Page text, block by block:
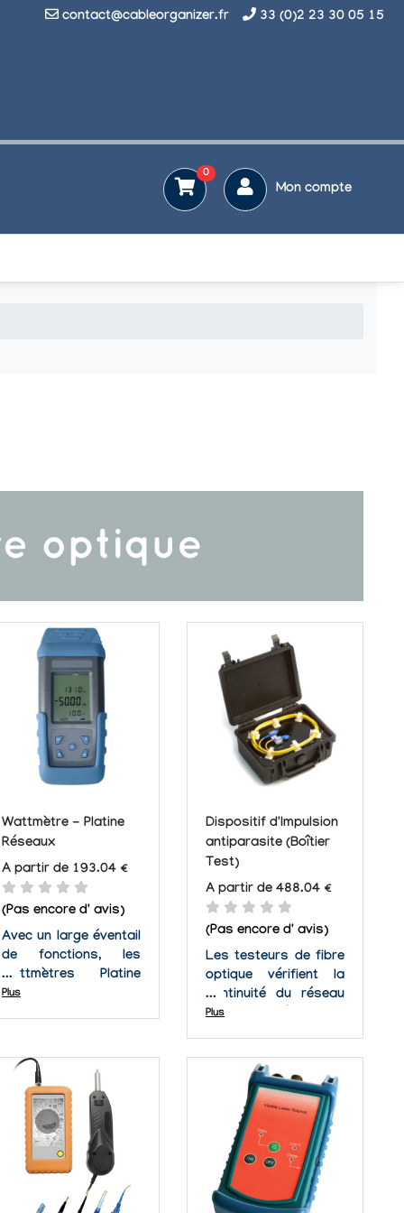
contact@cableorganizer.fr 33 (0)2 23 30 05 15
0
Mon compte
Wattmètre - Platine
Réseaux
A partir de 193.04 €
(Pas encore d' avis)
Avec un large éventail
de fonctions, les
wattmètres Platine
Réseaux Optiques®
l'installation et de la
maintenance de la
fibre optique. Leur
construction robuste
et durable en font un
choix...
Plus
Dispositif d'Impulsion
antiparasite (Boîtier
Test)
A partir de 488.04 €
(Pas encore d' avis)
Les testeurs de fibre
optique vérifient la
continuité du réseau
d'un point à l'autre.
utilisés pour éliminer «
des zones en angle
mort». Utilisé comme
comparaison de
calibrage pour des
mesures d'OTDR....
Plus